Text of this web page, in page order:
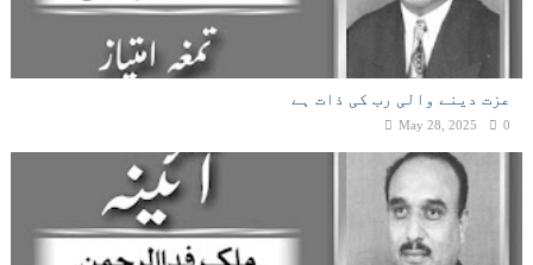
عزت دینے والی رب کی ذات ہے
May 28, 2025 0